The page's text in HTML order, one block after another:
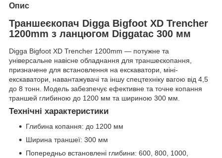
Опис
Траншеєкопач Digga Bigfoot XD Trencher
1200mm з ланцюгом Diggatac 300 мм
Digga Bigfoot XD Trencher 1200mm — потужне та
універсальне навісне обладнання для траншеєкопання,
призначене для встановлення на екскаватори, міні-
екскаватори, навантажувачі та іншу спецтехніку вагою від 4,5
до 8 тонн. Модель забезпечує ефективне та точне копання
траншей глибиною до 1200 мм та шириною 300 мм.
Технічні характеристики
Глибина копання: до 1200 мм
Ширина траншеї: 300 мм
Попередньо встановлені глибини: 600, 800, 1000,